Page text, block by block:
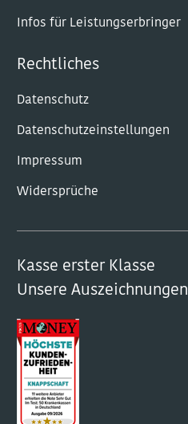
Infos für Leistungserbringer
Rechtliches
Datenschutz
Datenschutzeinstellungen
Impressum
Widersprüche
Kasse erster Klasse
Unsere Auszeichnungen